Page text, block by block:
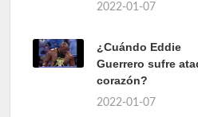
2022-01-07
¿Cuándo Eddie
Guerrero sufre
corazón?
2022-01-07